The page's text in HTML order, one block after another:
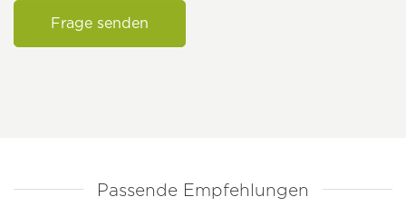
Frage senden
Passende Empfehlungen